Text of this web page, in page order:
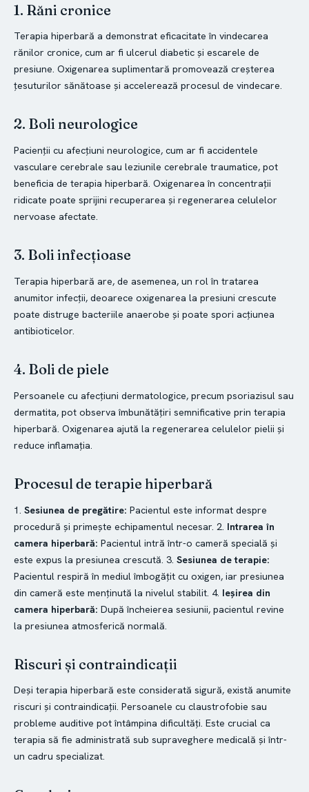
1. Răni cronice
Terapia hiperbară a demonstrat eficacitate în vindecarea
rănilor cronice, cum ar fi ulcerul diabetic și escarele de
presiune. Oxigenarea suplimentară promovează creșterea
țesuturilor sănătoase și accelerează procesul de vindecare.
2. Boli neurologice
Pacienții cu afecțiuni neurologice, cum ar fi accidentele
vasculare cerebrale sau leziunile cerebrale traumatice, pot
beneficia de terapia hiperbară. Oxigenarea în concentrații
ridicate poate sprijini recuperarea și regenerarea celulelor
nervoase afectate.
3. Boli infecțioase
Terapia hiperbară are, de asemenea, un rol în tratarea
anumitor infecții, deoarece oxigenarea la presiuni crescute
poate distruge bacteriile anaerobe și poate spori acțiunea
antibioticelor.
4. Boli de piele
Persoanele cu afecțiuni dermatologice, precum psoriazisul sau
dermatita, pot observa îmbunătățiri semnificative prin terapia
hiperbară. Oxigenarea ajută la regenerarea celulelor pielii și
reduce inflamația.
Procesul de terapie hiperbară
1.Sesiunea de pregătire: Pacientul este informat despre
procedură și primește echipamentul necesar. 2. Intrarea în
camera hiperbară: Pacientul intră într-o cameră specială și
este expus la presiunea crescută. 3.Sesiunea de terapie:
Pacientul respiră în mediul îmbogățit cu oxigen, iar presiunea
din cameră este menținută la nivelul stabilit. 4. Ieșirea din
camera hiperbară: După încheierea sesiunii, pacientul revine
la presiunea atmosferică normală.
Riscuri și contraindicații
Deși terapia hiperbară este considerată sigură, există anumite
riscuri și contraindicații. Persoanele cu claustrofobie sau
probleme auditive pot întâmpina dificultăți. Este crucial ca
terapia să fie administrată sub supraveghere medicală și într-
un cadru specializat.